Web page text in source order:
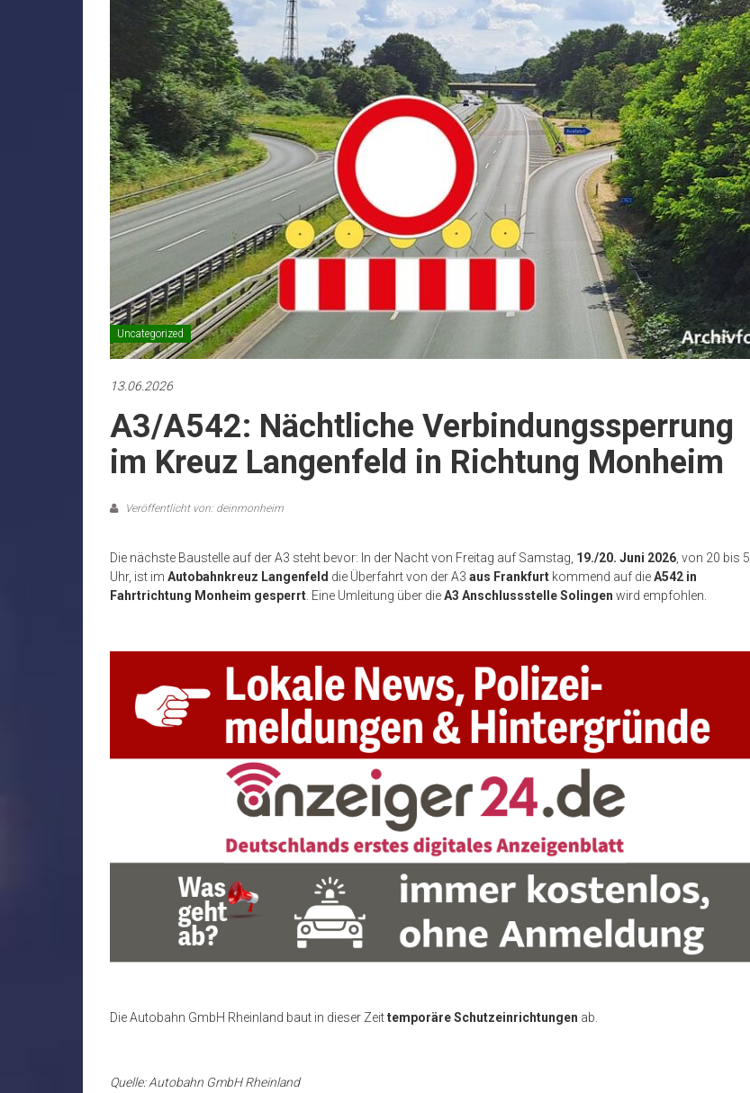
Uncategorized
13.06.2026
A3/A542: Nächtliche Verbindungssperrung
im Kreuz Langenfeld in Richtung Monheim
Veröffentlicht von: deinmonheim
Die nächste Baustelle auf der A3 steht bevor: In der Nacht von Freitag auf Samstag, 19./20. Juni 2026 , von 20 bis 5
Uhr, ist im Autobahnkreuz Langenfeld die Überfahrt von der A3 aus Frankfurt kommend auf dieA542 in
Fahrtrichtung Monheim gesperrt . Eine Umleitung über dieA3 Anschlussstelle Solingen wird empfohlen.
Die Autobahn GmbH Rheinland baut in dieser Zeittemporäre Schutzeinrichtungen ab.
Quelle: Autobahn GmbH Rheinland